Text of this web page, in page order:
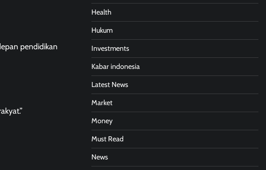
pendidikan
Health
Hukum
Investments
Kabar indonesia
Latest News
Market
Money
Must Read
News